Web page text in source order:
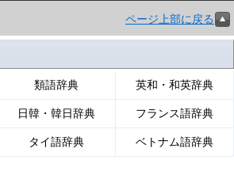
ページ上部に戻る
類語辞典 英和・和英辞典
日韓・韓日辞典 フランス語辞典
タイ語辞典 ベトナム語辞典